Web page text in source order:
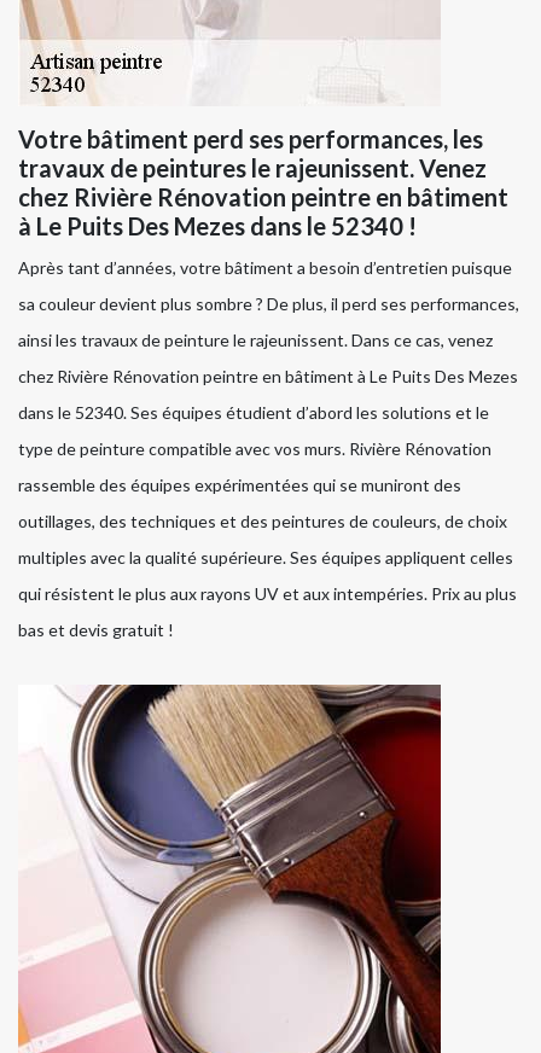
Votre bâtiment perd ses performances, les
travaux de peintures le rajeunissent. Venez
chez Rivière Rénovation peintre en bâtiment
à Le Puits Des Mezes dans le 52340 !
Après tant d’années, votre bâtiment a besoin d’entretien puisque
sa couleur devient plus sombre ? De plus, il perd ses performances,
ainsi les travaux de peinture le rajeunissent. Dans ce cas, venez
chez Rivière Rénovation peintre en bâtiment à Le Puits Des Mezes
dans le 52340. Ses équipes étudient d’abord les solutions et le
type de peinture compatible avec vos murs. Rivière Rénovation
rassemble des équipes expérimentées qui se muniront des
outillages, des techniques et des peintures de couleurs, de choix
multiples avec la qualité supérieure. Ses équipes appliquent celles
qui résistent le plus aux rayons UV et aux intempéries. Prix au plus
bas et devis gratuit !